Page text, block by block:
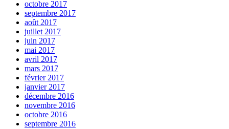
octobre 2017
septembre 2017
août 2017
juillet 2017
juin 2017
mai 2017
avril 2017
mars 2017
février 2017
janvier 2017
décembre 2016
novembre 2016
octobre 2016
septembre 2016